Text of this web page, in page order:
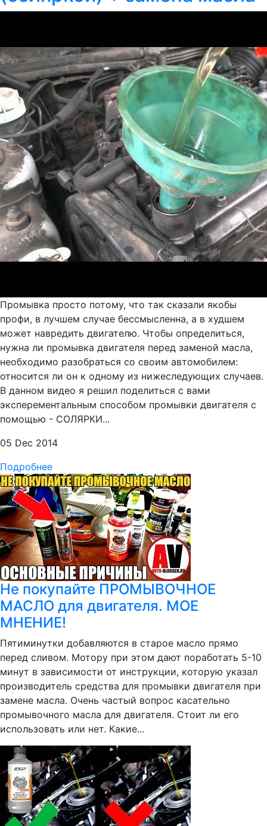
Промывка просто потому, что так сказали якобы
профи, в лучшем случае бессмысленна, а в худшем
может навредить двигателю. Чтобы определиться,
нужна ли промывка двигателя перед заменой масла,
необходимо разобраться со своим автомобилем:
относится ли он к одному из нижеследующих случаев.
В данном видео я решил поделиться с вами
эксперементальным способом промывки двигателя с
помощью - СОЛЯРКИ...
05 Dec 2014
Подробнее
Не покупайте ПРОМЫВОЧНОЕ
МАСЛО для двигателя. МОЕ
МНЕНИЕ!
Пятиминутки добавляются в старое масло прямо
перед сливом. Мотору при этом дают поработать 5-10
минут в зависимости от инструкции, которую указал
производитель средства для промывки двигателя при
замене масла. Очень частый вопрос касательно
промывочного масла для двигателя. Стоит ли его
использовать или нет. Какие...